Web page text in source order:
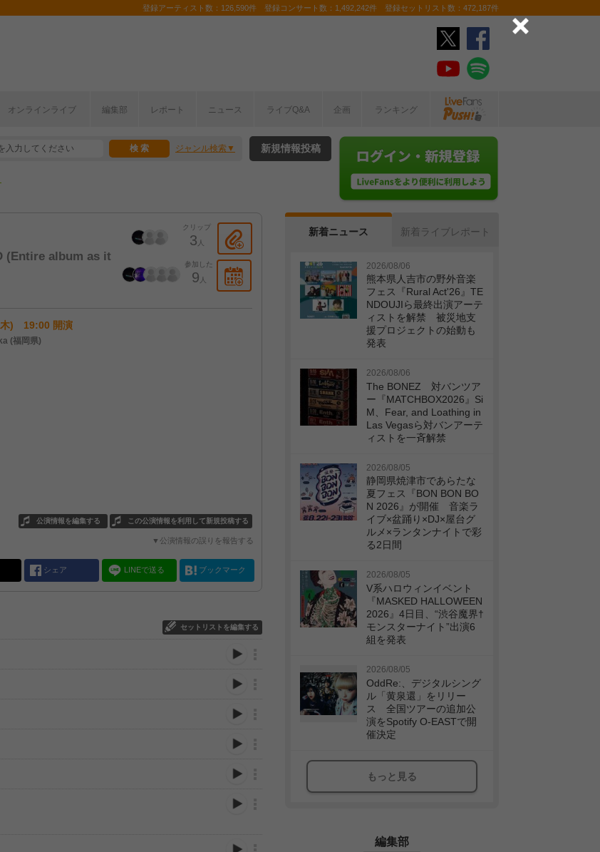
登録アーティスト数：126,590件 登録コンサート数：1,492,242件 登録セットリスト数：472,187件
オンラインライブ 編集部 レポート ニュース ライブQ&A 企画 ランキング
ジャンル検索
表！ 新規情報投稿
(Entire album as it
クリップ
3 人
参加した
9 人
木) 19:00 開演
(福岡県)
この公演情報を利用して新規投稿する
公演情報を編集する
▼公演情報の誤りを報告する
シェア LINEで送る ブックマーク
セットリストを編集する
新着ニュース 新着ライブレポート
2026/08/06
熊本県人吉市の野外音楽
フェス『Rural Act'26』TE
NDOUJIら最終出演アーテ
ィストを解禁 被災地支
援プロジェクトの始動も
発表
2026/08/06
The BONEZ 対バンツア
ー『MATCHBOX2026』Si
M、Fear, and Loathing in
Las Vegasら対バンアーテ
ィストを一斉解禁
2026/08/05
静岡県焼津市であらたな
夏フェス『BON BON BO
N 2026』が開催 音楽ラ
イブ×盆踊り×DJ×屋台グ
ルメ×ランタンナイトで彩
る2日間
2026/08/05
V系ハロウィンイベント
『MASKED HALLOWEEN
2026』4日目、“渋谷魔界†
モンスターナイト”出演6
組を発表
2026/08/05
OddRe:、デジタルシング
ル「黄泉還」をリリー
ス 全国ツアーの追加公
演をSpotify O-EASTで開
催決定
もっと見る
編集部